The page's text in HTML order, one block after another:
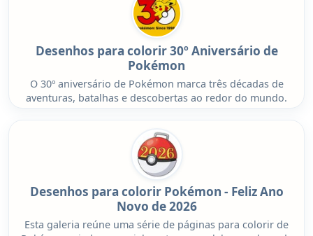
Desenhos para colorir 30º Aniversário de
Pokémon
O 30º aniversário de Pokémon marca três décadas de
aventuras, batalhas e descobertas ao redor do mundo.
Desenhos para colorir Pokémon - Feliz Ano
Novo de 2026
Esta galeria reúne uma série de páginas para colorir de